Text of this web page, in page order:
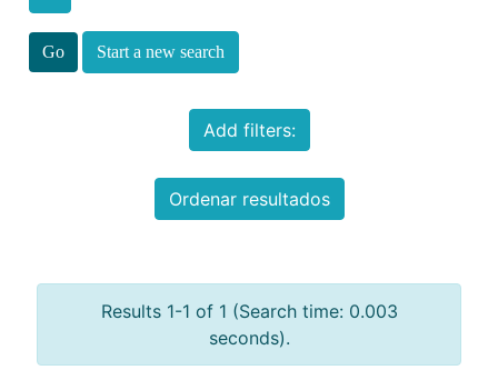
Start a new search
Add filters:
Ordenar resultados
Results 1-1 of 1 (Search time: 0.003
seconds).